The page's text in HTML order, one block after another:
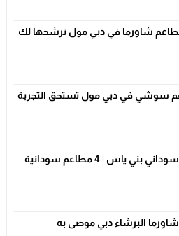
أفضل مطعم سوداني بني ياس | 4 مطاعم سودانية
البرشاء دبي موصى به